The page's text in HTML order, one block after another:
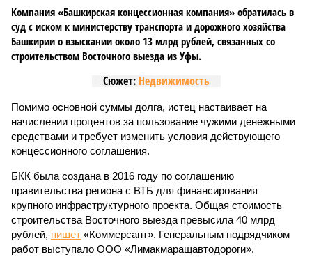
Компания «Башкирская концессионная компания» обратилась в
суд с иском к министерству транспорта и дорожного хозяйства
Башкирии о взыскании около 13 млрд рублей, связанных со
строительством Восточного выезда из Уфы.
Сюжет: Недвижимость
Помимо основной суммы долга, истец настаивает на
начислении процентов за пользование чужими денежными
средствами и требует изменить условия действующего
концессионного соглашения.
БКК была создана в 2016 году по соглашению
правительства региона с ВТБ для финансирования
крупного инфраструктурного проекта. Общая стоимость
строительства Восточного выезда превысила 40 млрд
рублей, пишет «Коммерсант». Генеральным подрядчиком
работ выступало ООО «Лимакмаращавтодороги»,